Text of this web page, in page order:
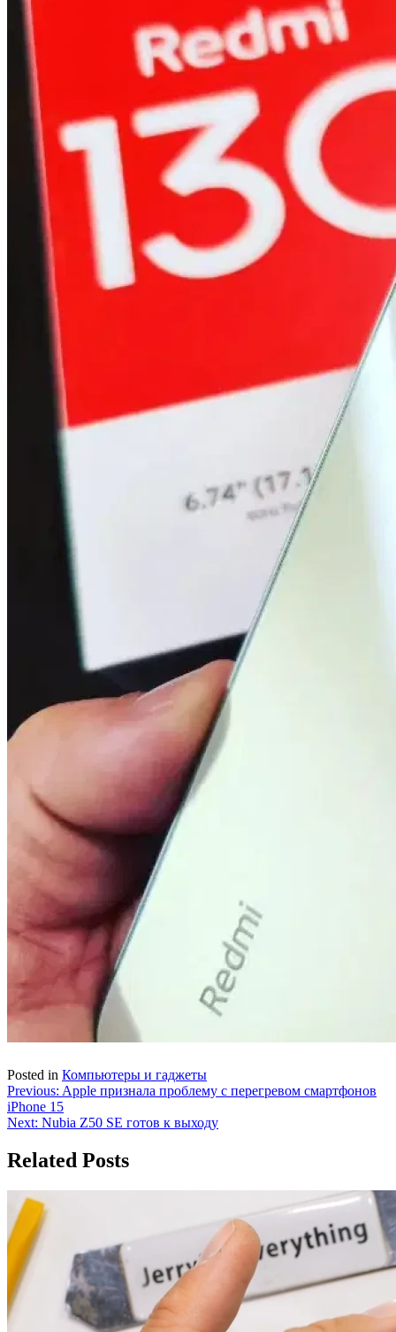
Posted in Компьютеры и гаджеты
Навигация
по
Previous: Apple признала проблему с перегревом смартфонов
iPhone 15
Next: Nubia Z50 SE готов к выходу
Related Posts